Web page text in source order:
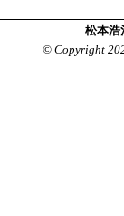
松本
© Copyright